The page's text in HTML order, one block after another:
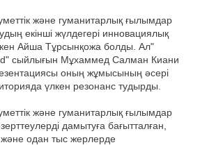
және гуманитарлық ғылымдар
екінші жүлдегері инновациялық
Айша Тұрсынқожа болды. Ал"
сыйлығын Мұхаммед Салман Киани
оның жұмысының әсері
үлкен резонанс тудырды.
және гуманитарлық ғылымдар
дамытуға бағытталған,
одан тыс жерлерде